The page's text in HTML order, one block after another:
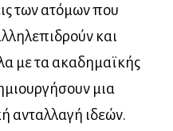
των ατόμων που
και
με τα ακαδημαϊκής
μια
ανταλλαγή ιδεών.